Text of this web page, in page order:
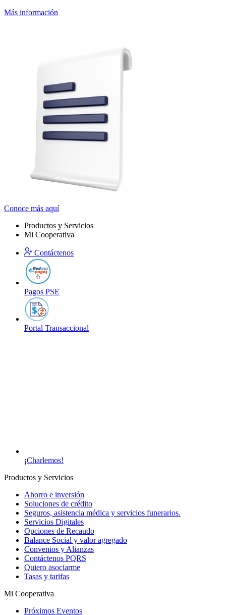
Más información
Conoce más aquí
Productos y Servicios
Mi Cooperativa
Contáctenos
Pagos PSE
Portal Transaccional
¡Charlemos!
Productos y Servicios
Ahorro e inversión
Soluciones de crédito
Seguros, asistencia médica y servicios funerarios.
Servicios Digitales
Opciones de Recaudo
Balance Social y valor agregado
Convenios y Alianzas
Contáctenos PQRS
Quiero asociarme
Tasas y tarifas
Mi Cooperativa
Próximos Eventos